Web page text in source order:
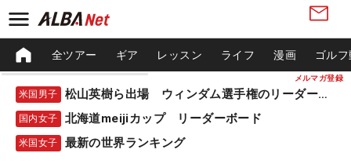
メルマガ登録
全ツアー ギア レッスン ライフ 漫画 ゴル
米国男子 松山英樹ら出場 ウィンダム選手権のリーダーボード
国内女子 北海道meijiカップ リーダーボード
米国女子 最新の世界ランキング